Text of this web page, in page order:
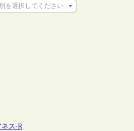
を選択してください
てください
ス-R